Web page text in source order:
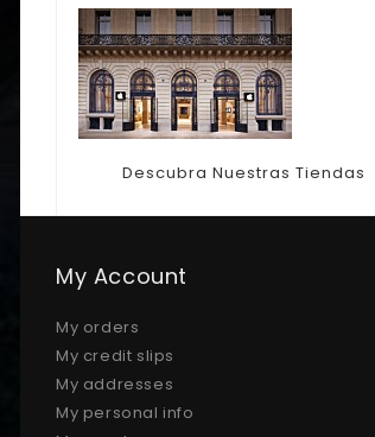
Descubra Nuestras Tiendas
My Account
My orders
My credit slips
My addresses
My personal info